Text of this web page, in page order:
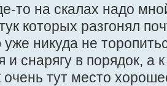
то на скалах надо
которых разгонял
никуда не
и снарягу в порядок, а
тут место